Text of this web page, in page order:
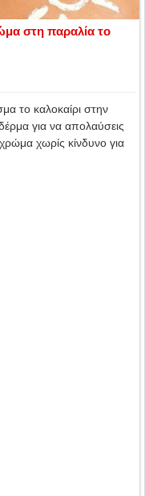
στη παραλία το
το καλοκαίρι στην
για να απολαύσεις
χωρίς κίνδυνο για